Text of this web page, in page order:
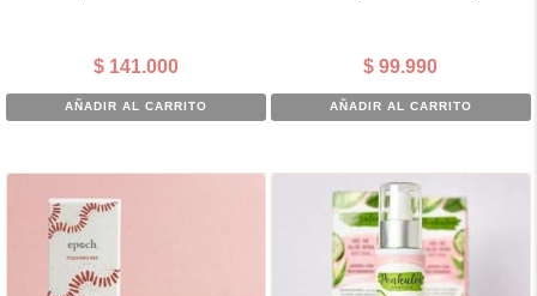
$141.000
AÑADIR AL CARRITO
$ 99.990
AÑADIR AL CARRITO